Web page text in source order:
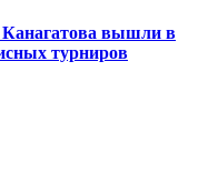
вышли в
турниров